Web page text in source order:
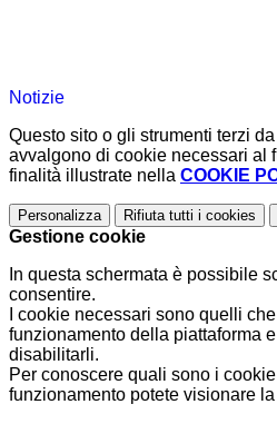
Notizie
Questo sito o gli strumenti terzi
avvalgono di cookie necessari al
finalità illustrate nella COOKIE
Personalizza Rifiuta tutti i cookies
Gestione cookie
In questa schermata è possibile
consentire.
I cookie necessari sono quelli
funzionamento della piattaforma
disabilitarli.
Per conoscere quali sono i
funzionamento potete visionare la